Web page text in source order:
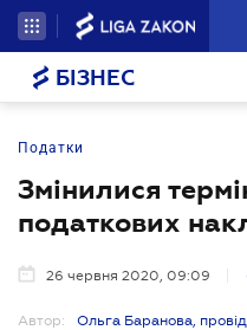
БІЗНЕС
Податки
Змінилися
податкових
26 червня 2020, 09:09
Автор:
Ольга Баранова,